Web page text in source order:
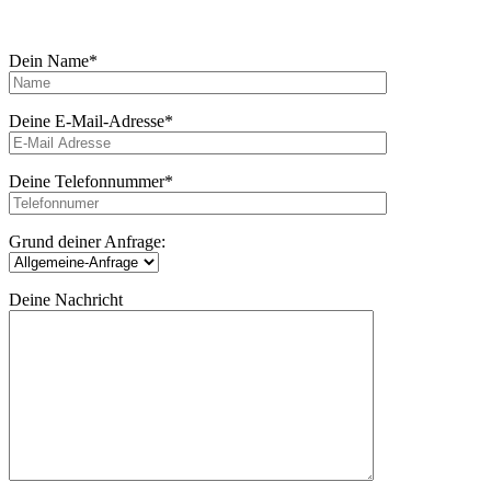
Dein Name*
Deine E-Mail-Adresse*
Deine Telefonnummer*
Grund deiner Anfrage:
Deine Nachricht